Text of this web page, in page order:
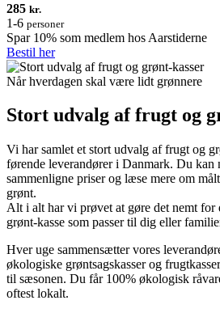
285 kr.
1-6 personer
Spar 10% som medlem hos Aarstiderne
Bestil her
Når hverdagen skal være lidt grønnere
Stort udvalg af frugt og
Vi har samlet et stort udvalg af frugt og
førende leverandører i Danmark. Du kan
sammenligne priser og læse mere om
grønt.
Alt i alt har vi prøvet at gøre det nemt
grønt-kasse som passer til dig eller
Hver uge sammensætter vores
økologiske grøntsagskasser og
til sæsonen. Du får 100% økologisk
oftest lokalt.